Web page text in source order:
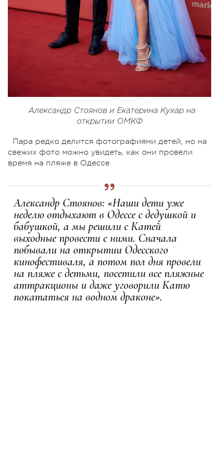
Александр Стоянов и Екатерина Кухар на
открытии ОМКФ
Пара редко делится фотографиями детей, но на
свежих фото можно увидеть, как они провели
время на пляже в Одессе.
Александр Стоянов: «Наши дети уже
неделю отдыхают в Одессе с дедушкой и
бабушкой, а мы решили с Катей
выходные провести с ними. Сначала
побывали на открытии Одесского
кинофестиваля, а потом пол дня провели
на пляже с детьми, посетили все пляжные
аттракционы и даже уговорили Катю
покататься на водном драконе».